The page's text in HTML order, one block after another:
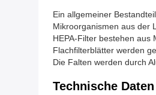
Ein allgemeiner
Mikroorganismen aus der
HEPA-Filter bestehen aus
Flachfilterblätter werden
Die Falten werden durch
Technische Daten